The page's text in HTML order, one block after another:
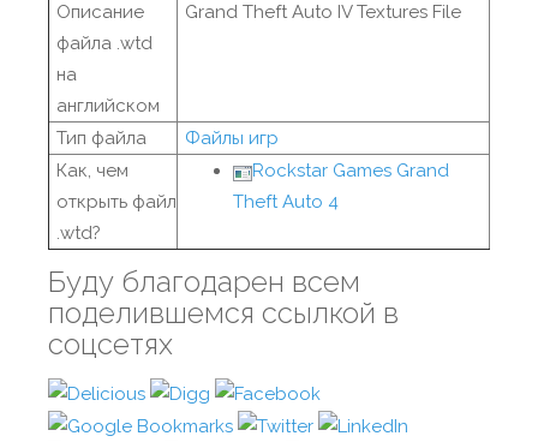
Описание
файла .wtd
на
английском
Grand Theft Auto IV Textures File
Тип файла
Файлы игр
Как, чем
открыть файл
.wtd?
Rockstar Games Grand
Theft Auto 4
Буду благодарен всем
поделившемся ссылкой в
соцсетях